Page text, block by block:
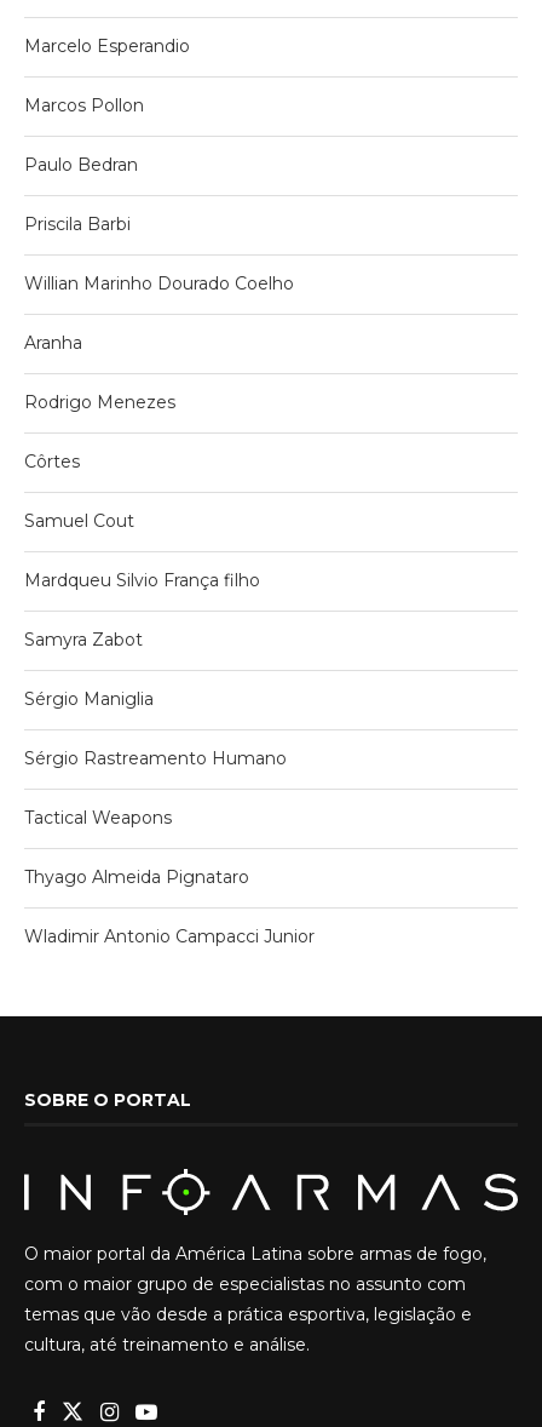
Marcelo Esperandio
Marcos Pollon
Paulo Bedran
Priscila Barbi
Willian Marinho Dourado Coelho
Aranha
Rodrigo Menezes
Côrtes
Samuel Cout
Mardqueu Silvio França filho
Samyra Zabot
Sérgio Maniglia
Sérgio Rastreamento Humano
Tactical Weapons
Thyago Almeida Pignataro
Wladimir Antonio Campacci Junior
SOBRE O PORTAL
O maior portal da América Latina sobre armas de fogo,
com o maior grupo de especialistas no assunto com
temas que vão desde a prática esportiva, legislação e
cultura, até treinamento e análise.